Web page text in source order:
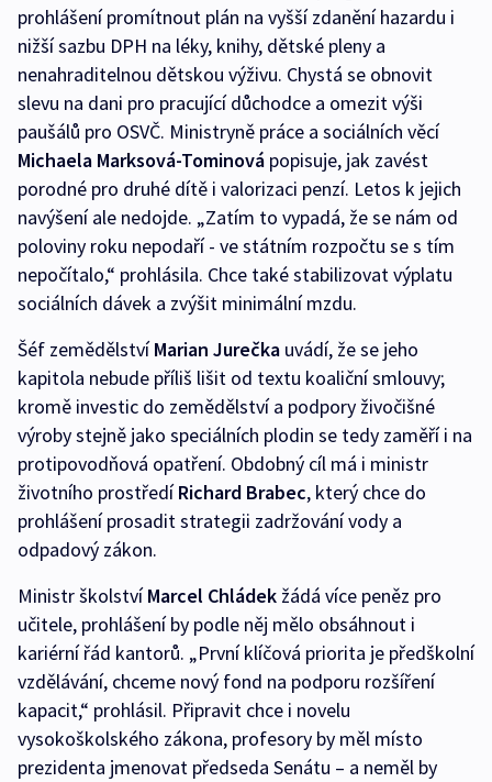
prohlášení promítnout plán na vyšší zdanění hazardu i
nižší sazbu DPH na léky, knihy, dětské pleny a
nenahraditelnou dětskou výživu. Chystá se obnovit
slevu na dani pro pracující důchodce a omezit výši
paušálů pro OSVČ. Ministryně práce a sociálních věcí
Michaela Marksová-Tominová popisuje, jak zavést
porodné pro druhé dítě i valorizaci penzí. Letos k jejich
navýšení ale nedojde. „Zatím to vypadá, že se nám od
poloviny roku nepodaří - ve státním rozpočtu se s tím
nepočítalo,“ prohlásila. Chce také stabilizovat výplatu
sociálních dávek a zvýšit minimální mzdu.
Šéf zemědělstvíMarian Jurečka uvádí, že se jeho
kapitola nebude příliš lišit od textu koaliční smlouvy;
kromě investic do zemědělství a podpory živočišné
výroby stejně jako speciálních plodin se tedy zaměří i na
protipovodňová opatření. Obdobný cíl má i ministr
životního prostředíRichard Brabec, který chce do
prohlášení prosadit strategii zadržování vody a
odpadový zákon.
Ministr školstvíMarcel Chládek žádá více peněz pro
učitele, prohlášení by podle něj mělo obsáhnout i
kariérní řád kantorů. „První klíčová priorita je předškolní
vzdělávání, chceme nový fond na podporu rozšíření
kapacit,“ prohlásil. Připravit chce i novelu
vysokoškolského zákona, profesory by měl místo
prezidenta jmenovat předseda Senátu – a neměl by